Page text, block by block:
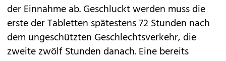
der Einnahme ab. Geschluckt werden muss die
erste der Tabletten spätestens 72 Stunden nach
dem ungeschützten Geschlechtsverkehr, die
zweite zwölf Stunden danach. Eine bereits